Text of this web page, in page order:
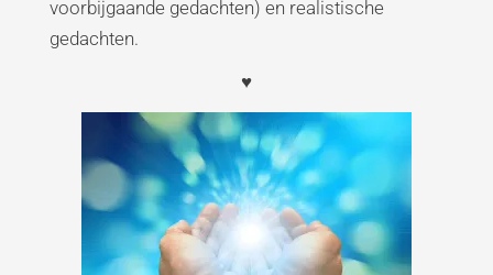
voorbijgaande gedachten) en realistische
gedachten.
♥